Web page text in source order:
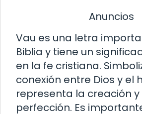
Anuncios
Vau es una letra
Biblia y tiene un
en la fe cristiana.
conexión entre Dios y el
representa la creación y
perfección. Es